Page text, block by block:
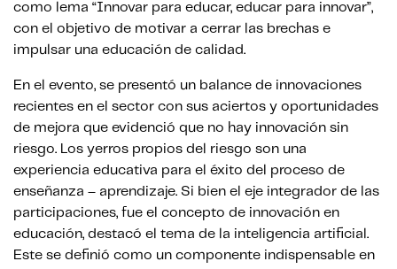
como lema “Innovar para educar, educar para innovar”,
con el objetivo de motivar a cerrar las brechas e
impulsar una educación de calidad.
En el evento, se presentó un balance de innovaciones
recientes en el sector con sus aciertos y oportunidades
de mejora que evidenció que no hay innovación sin
riesgo. Los yerros propios del riesgo son una
experiencia educativa para el éxito del proceso de
enseñanza – aprendizaje. Si bien el eje integrador de las
participaciones, fue el concepto de innovación en
educación, destacó el tema de la inteligencia artificial.
Este se definió como un componente indispensable en